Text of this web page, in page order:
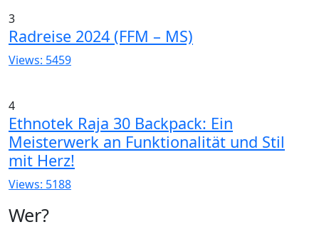
3
Radreise 2024 (FFM – MS)
Views: 5459
4
Ethnotek Raja 30 Backpack: Ein
Meisterwerk an Funktionalität und Stil
mit Herz!
Views: 5188
Wer?